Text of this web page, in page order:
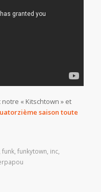
« Kitschtown » et
saison toute
funk, funkytown inc,